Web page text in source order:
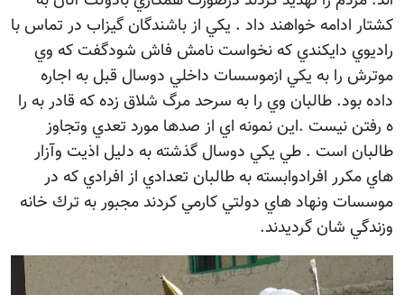
كشتار ادامه خواهند داد . يكي از باشندگان گيزاب در تماس با
راديوي دايكندي كه نخواست نامش فاش شودگفت كه وي
موترش را به يكي ازموسسات داخلي دوسال قبل به اجاره
داده بود. طالبان وي را به سرحد مرگ شلاق زده كه قادر به را
ه رفتن نيست .اين نمونه اي از صدها مورد تعدي وتجاوز
طالبان است . طي يكي دوسال گذشته به دليل اذيت وآزار
هاي مكرر افرادوابسته به طالبان تعدادي از افرادي كه در
موسسات ونهاد هاي دولتي كارمي كردند مجبور به ترك خانه
وزندگي شان گرديدند.